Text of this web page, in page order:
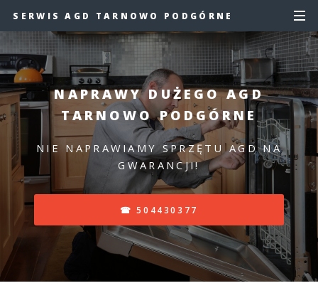
SERWIS AGD TARNOWO PODGÓRNE
NAPRAWY DUŻEGO AGD
TARNOWO PODGÓRNE
NIE NAPRAWIAMY SPRZĘTU AGD NA
GWARANCJI!
☎ 504430377